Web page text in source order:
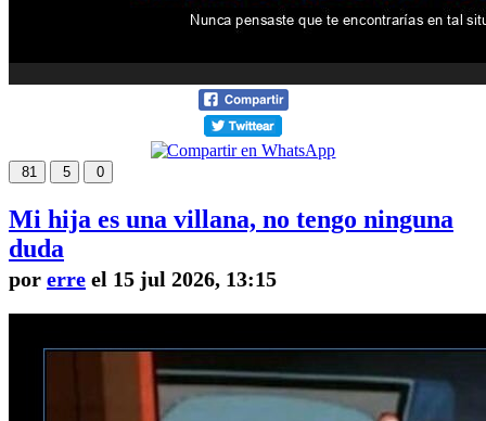
81 5 0
Mi hija es una villana, no tengo ninguna
duda
por erre el 15 jul 2026, 13:15